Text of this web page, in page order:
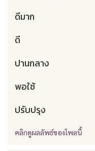
ดีมาก
ดี
ปานกลาง
พอใช้
ปรับปรุง
คลิกดูผลลัพธ์ของโพลนี้